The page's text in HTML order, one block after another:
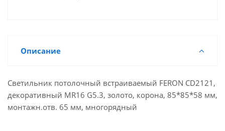
Описание
Светильник потолочный встраиваемый FERON CD2121,
декоративный MR16 G5.3, золото, корона, 85*85*58 мм,
монтажн.отв. 65 мм, многорядный